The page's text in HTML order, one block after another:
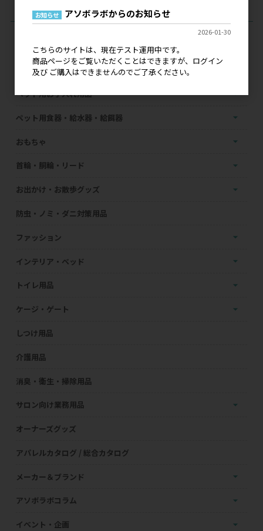
フード・おやつ・サプリメント
ペット用お手入れ用品
ペット用食器・給水器・給餌器
おもちゃ
首輪・胴輪・リード
お出かけ・お散歩グッズ
防虫・ノミ・ダニ対策用品
ファッション
インテリア・ベッド
トイレ用品
ケージ・ゲート
しつけ用品
介護用品
消臭・衛生・掃除用品
サロン向け業務用品
オーナーズグッズ
アパレルカタログ / 総合カタログ
メーカー＆ブランド
アソボラボコラム
イベント・企画
お知らせ アソボラボからのお知らせ
2026-01-30
こちらのサイトは、現在テスト運用中です。
商品ページをご覧いただくことはできますが、ログイン
及び ご購入はできませんのでご了承ください。